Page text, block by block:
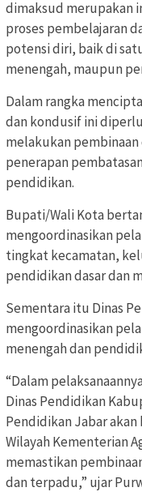
dimaksud merupakan
proses pembelajaran
potensi diri, baik di
menengah, maupun
Dalam rangka
dan kondusif ini
melakukan
penerapan
pendidikan.
Bupati/Wali Kota
mengoordinasikan
tingkat kecamatan,
pendidikan dasar dan
Sementara itu Dinas
mengoordinasikan
menengah dan
“Dalam
Dinas Pendidikan
Pendidikan Jabar
Wilayah Kementerian
memastikan
dan terpadu,” ujar